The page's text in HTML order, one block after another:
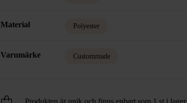
Material Polyester
Varumärke Custommade
Produkten är unik och finns enbart som 1 st i lager.